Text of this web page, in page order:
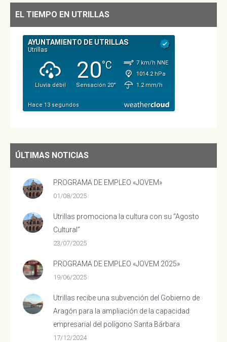
EL TIEMPO EN UTRILLAS
ÚLTIMAS NOTICIAS
PROGRAMA DE EMPLEO «JOVEM»
01/08/2025
Utrillas promociona la cultura con su “Agosto
Cultural”
23/07/2025
PROGRAMA DE EMPLEO «JOVEM 2025»
19/06/2025
Utrillas recibe una subvención del Gobierno de
Aragón para la ampliación de la capacidad
empresarial del polígono Santa Bárbara
17/12/2024